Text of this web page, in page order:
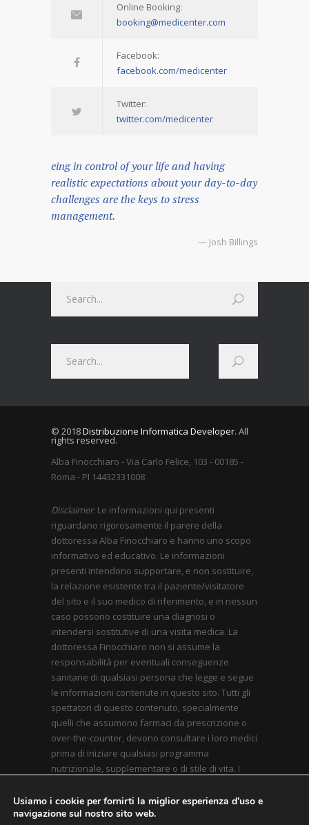
Online Booking:
booking@medicenter.com
Facebook:
facebook.com/medicenter
Twitter:
twitter.com/medicenter
eing in control of your life and having
realistic expectations about your day-to-day
challenges are the keys to stress
management.
— Josh Billings
© 2018Distribuzione Informatica Developer. All
rights reserved.
Alba Finocchiaro - Via Carlo Felice, 103 - 00185 -
Roma - PI 14432331008
Disclaimer: Le informazioni qui presenti
riguardano rigorosamente il parere della
dottoressa Alba Finocchiaro e hanno uno scopo
informativo ed educativo. Le informazioni
presenti intendono supportare, e non sostituire,
la relazione esistente tra il paziente/visitatore
del sito e il suo medico di riferimento, e in nessun
caso possono costituire una diagnosi o
intendersi sostitutive di una visita medica. La
dottoressa Finocchiaro non si assume la
responsabilità per eventuali conseguenze
sanitarie di qualsiasi persona che legge e segue
le informazioni contenute in questo sito. Tutti gli
spettatori di questo contenuto, specialmente
quelli che assumono farmaci da prescrizione o
over-the-counter, devono consultare i loro medici
prima di iniziare qualsiasi programma
nutrizionale, supplementare o di stile di vita. I
guida inerenti l’applicazione il nuovo Codice
Deontologico approvato dal Consiglio dell’Ordine
Usiamo i cookie per fornirti la miglior esperienza d'uso e
navigazione sul nostro sito web.